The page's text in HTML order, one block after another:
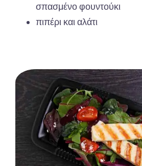
σπασμένο φουντούκι
πιπέρι και αλάτι